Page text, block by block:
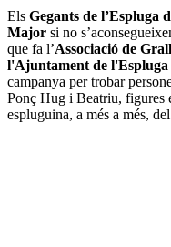
Els Gegants de l’Espluga
Major si no
que fa l’Associació de
l'Ajuntament de
campanya per trobar
Ponç Hug i Beatriu, figures
espluguina, a més a més,